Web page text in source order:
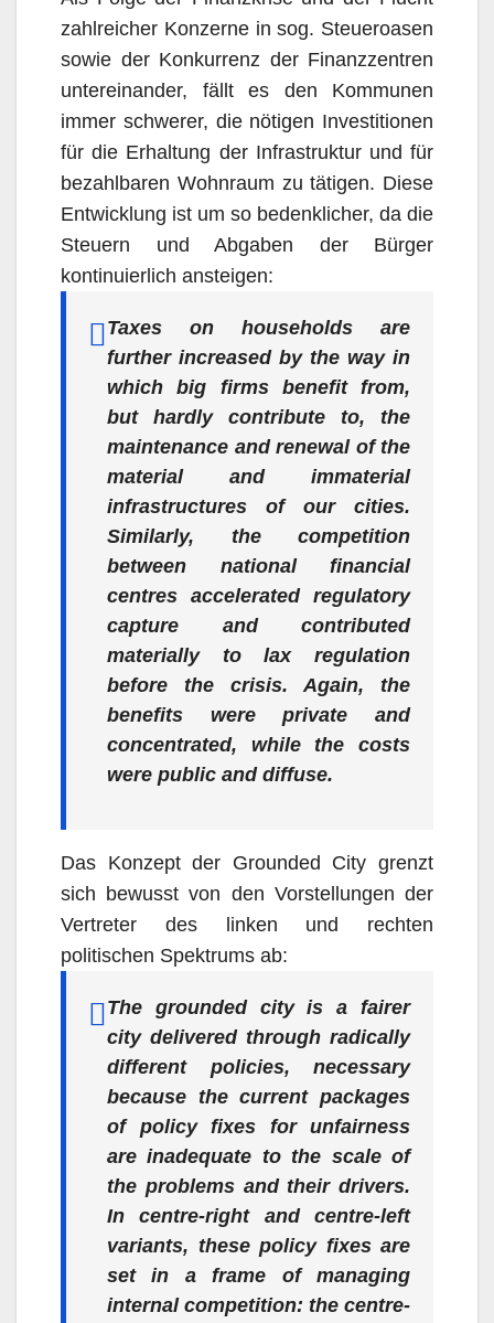
zahlreicher Konzerne in sog. Steueroasen
sowie der Konkurrenz der Finanzzentren
untereinander, fällt es den Kommunen
immer schwerer, die nötigen Investitionen
für die Erhaltung der Infrastruktur und für
bezahlbaren Wohnraum zu tätigen. Diese
Entwicklung ist um so bedenklicher, da die
Steuern und Abgaben der Bürger
kontinuierlich ansteigen:
Taxes on households are
further increased by the way in
which big firms benefit from,
but hardly contribute to, the
maintenance and renewal of the
material and immaterial
infrastructures of our cities.
Similarly, the competition
between national financial
centres accelerated regulatory
capture and contributed
materially to lax regulation
before the crisis. Again, the
benefits were private and
concentrated, while the costs
were public and diffuse.
Das Konzept der Grounded City grenzt
sich bewusst von den Vorstellungen der
Vertreter des linken und rechten
politischen Spektrums ab:
The grounded city is a fairer
city delivered through radically
different policies, necessary
because the current packages
of policy fixes for unfairness
are inadequate to the scale of
the problems and their drivers.
In centre-right and centre-left
variants, these policy fixes are
set in a frame of managing
internal competition: the centre-